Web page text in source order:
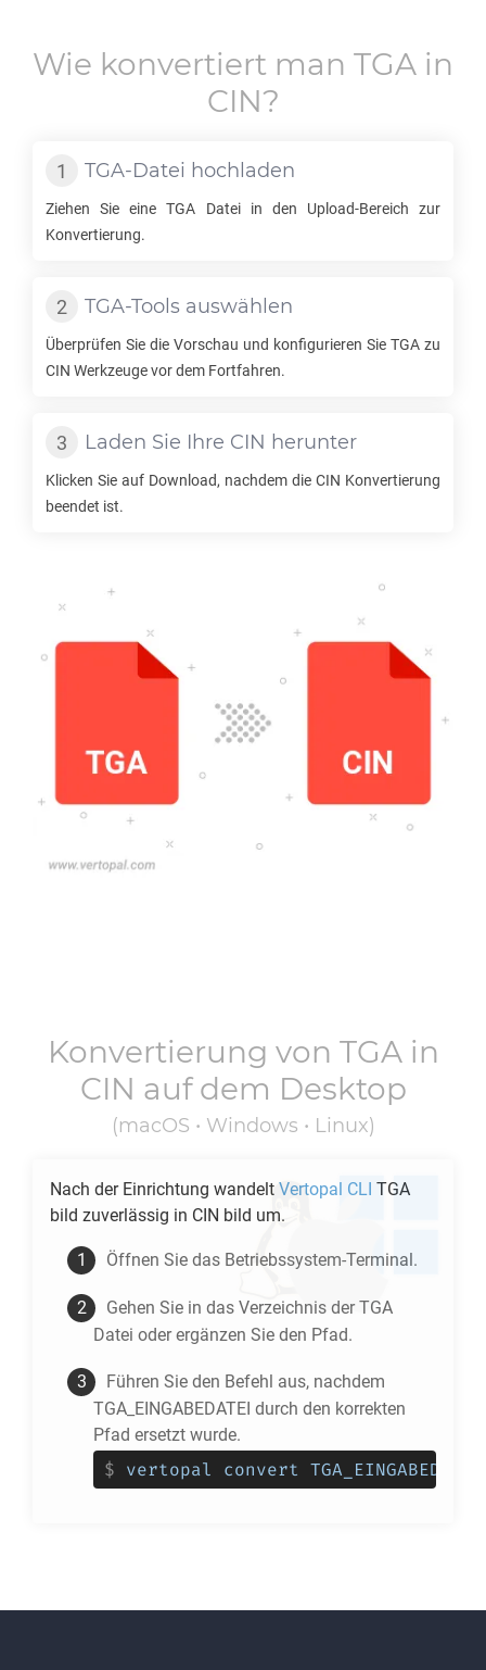
Wie konvertiert man TGA in
CIN?
TGA-Datei hochladen
Ziehen Sie eineTGA Datei in den Upload-Bereich zur
Konvertierung.
TGA-Tools auswählen
Überprüfen Sie die Vorschau und konfigurieren Sie TGA zu
CIN Werkzeuge vor dem Fortfahren.
Laden Sie Ihre CIN herunter
Klicken Sie auf Download, nachdem die CIN Konvertierung
beendet ist.
Konvertierung von TGAin
CIN auf dem Desktop
(macOS • Windows • Linux)
Nach der Einrichtung wandelt Vertopal CLI TGA
bild zuverlässig in CIN bild um.
Öffnen Sie das Betriebssystem-Terminal.
Gehen Sie in das Verzeichnis derTGA
Datei oder ergänzen Sie den Pfad.
Führen Sie den Befehl aus, nachdem
TGA_EINGABEDATEI durch den korrekten
Pfad ersetzt wurde.
$ vertopal convert